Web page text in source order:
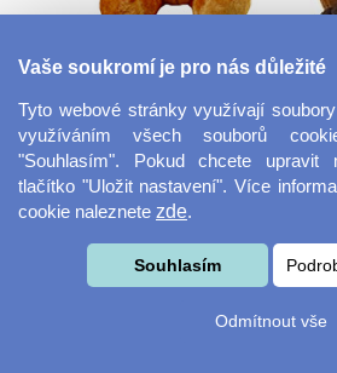
Plyšový medvěd
Keramická miska
Vaše soukromí je pro nás důležité
Tyto webové stránky využívají
využíváním všech souborů
"Souhlasím". Pokud chcete upravit
tlačítko "Uložit nastavení". Více
cookie naleznete zde.
Souhlasím
Odmítnout vše